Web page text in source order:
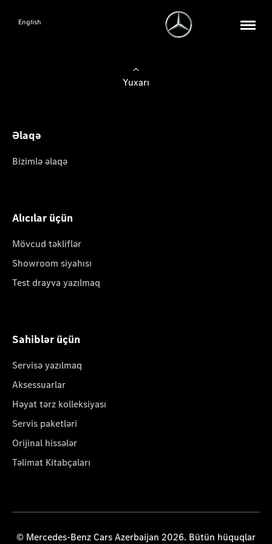
English
Yuxarı
Əlaqə
Bizimlə əlaqə
Alıcılar üçün
Mövcud təkliflər
Showroom siyahısı
Test drayva yazılmaq
Sahiblər üçün
Servisə yazılmaq
Aksessuarlar
Həyat tərz kolleksiyası
Servis paketləri
Orijinal hissələr
Təlimat Kitabçaları
© Mercedes-Benz Cars Azerbaijan 2026. Bütün hüquqlar